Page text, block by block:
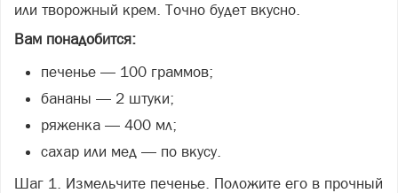
или творожный крем. Точно будет вкусно.
Вам понадобится:
печенье — 100 граммов;
бананы — 2 штуки;
ряженка — 400 мл;
сахар или мед — по вкусу.
Шаг 1. Измельчите печенье. Положите его в прочный